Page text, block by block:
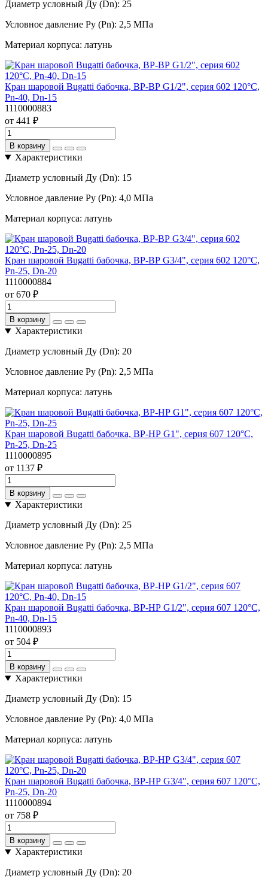
Диаметр условный Ду (Dn): 25
Условное давление Ру (Pn): 2,5 МПа
Материал корпуса: латунь
Кран шаровой Bugatti бабочка, ВР-ВР G1/2", серия 602 120°С,
Pn-40, Dn-15
1110000883
от 441 ₽
В корзину
Характеристики
Диаметр условный Ду (Dn): 15
Условное давление Ру (Pn): 4,0 МПа
Материал корпуса: латунь
Кран шаровой Bugatti бабочка, ВР-ВР G3/4", серия 602 120°С,
Pn-25, Dn-20
1110000884
от 670 ₽
В корзину
Характеристики
Диаметр условный Ду (Dn): 20
Условное давление Ру (Pn): 2,5 МПа
Материал корпуса: латунь
Кран шаровой Bugatti бабочка, ВР-НР G1", серия 607 120°С,
Pn-25, Dn-25
1110000895
от 1137 ₽
В корзину
Характеристики
Диаметр условный Ду (Dn): 25
Условное давление Ру (Pn): 2,5 МПа
Материал корпуса: латунь
Кран шаровой Bugatti бабочка, ВР-НР G1/2", серия 607 120°С,
Pn-40, Dn-15
1110000893
от 504 ₽
В корзину
Характеристики
Диаметр условный Ду (Dn): 15
Условное давление Ру (Pn): 4,0 МПа
Материал корпуса: латунь
Кран шаровой Bugatti бабочка, ВР-НР G3/4", серия 607 120°С,
Pn-25, Dn-20
1110000894
от 758 ₽
В корзину
Характеристики
Диаметр условный Ду (Dn): 20